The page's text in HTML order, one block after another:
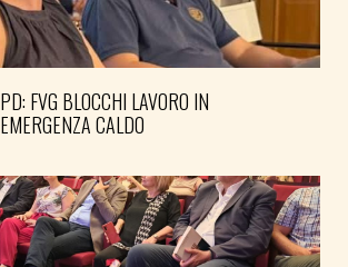
PD: FVG BLOCCHI LAVORO IN
EMERGENZA CALDO